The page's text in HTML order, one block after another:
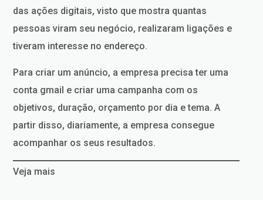
das ações digitais, visto que mostra quantas
pessoas viram seu negócio, realizaram ligações e
tiveram interesse no endereço.
Para criar um anúncio, a empresa precisa ter uma
conta gmail e criar uma campanha com os
objetivos, duração, orçamento por dia e tema. A
partir disso, diariamente, a empresa consegue
acompanhar os seus resultados.
Veja mais